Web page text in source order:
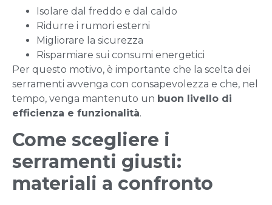
Isolare dal freddo e dal caldo
Ridurre i rumori esterni
Migliorare la sicurezza
Risparmiare sui consumi energetici
Per questo motivo, è importante che la scelta dei
serramenti avvenga con consapevolezza e che, nel
tempo, venga mantenuto un buon livello di
efficienza e funzionalità.
Come scegliere i
serramenti giusti:
materiali a confronto